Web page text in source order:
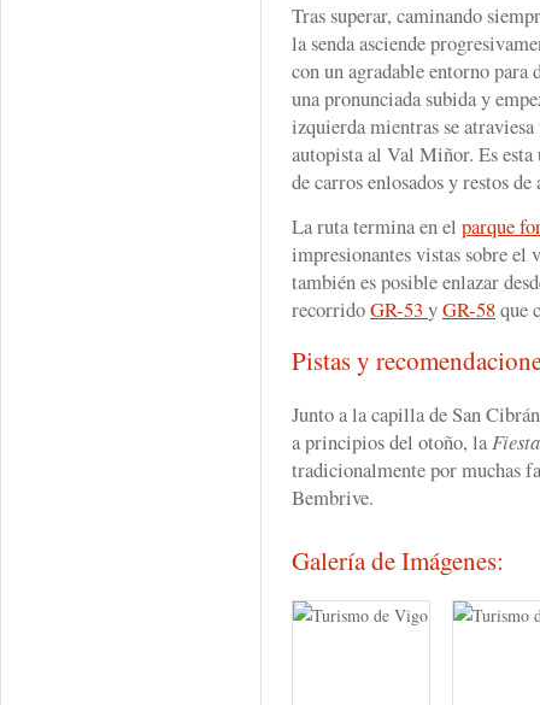
Tras superar, caminando
la senda asciende
con un agradable entorno para
una pronunciada subida y
izquierda mientras se
autopista al Val Miñor. Es esta
de carros enlosados y restos
La ruta termina en el parque
impresionantes vistas sobre el
también es posible enlazar
recorridoGR-53 yGR-58que
Pistas y
Junto a la capilla de San
a principios del otoño, la
tradicionalmente por muchas
Bembrive.
Galería de Imágenes: